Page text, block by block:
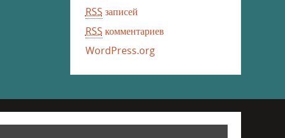
RSS записей
RSS комментариев
WordPress.org